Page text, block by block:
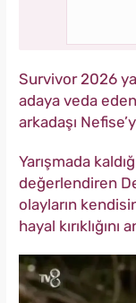
Survivor 2026
adaya veda
arkadaşı
Yarışmada
değerlendiren
olayların
hayal kırıklığını